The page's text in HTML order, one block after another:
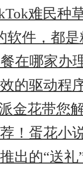
难民种
软件，都
在哪家办
的驱动程
金花带您
！蛋花小
出的“送礼